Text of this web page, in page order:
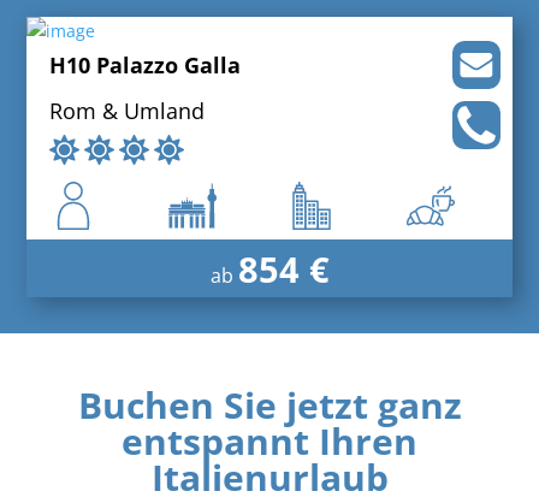
H10 Palazzo Galla
Rom & Umland
ab 854 €
Buchen Sie jetzt ganz
entspannt Ihren
Italienurlaub